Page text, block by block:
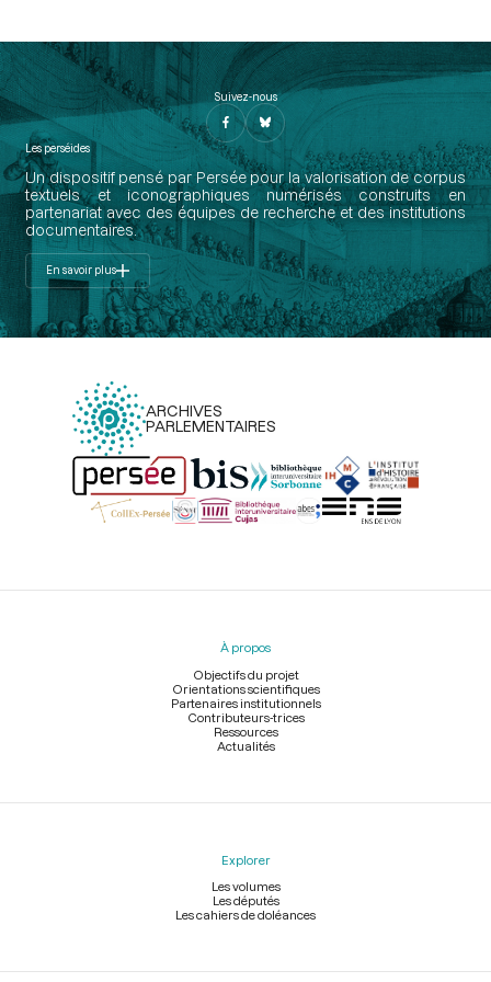
Suivez-nous
Les perséides
Un dispositif pensé par Persée pour la valorisation de corpus
textuels et iconographiques numérisés construits en
partenariat avec des équipes de recherche et des institutions
documentaires.
En savoir plus
ARCHIVES
PARLEMENTAIRES
Menu
À propos
Objectifs du projet
Orientations scientifiques
Partenaires institutionnels
Contributeurs-trices
Ressources
Actualités
Explorer
Les volumes
Les députés
Les cahiers de doléances